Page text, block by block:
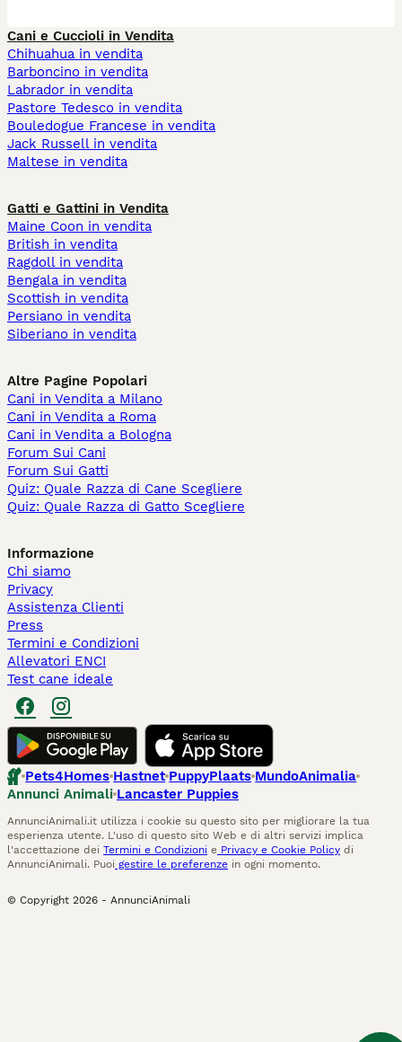
Cani e Cuccioli in Vendita
Chihuahua in vendita
Barboncino in vendita
Labrador in vendita
Pastore Tedesco in vendita
Bouledogue Francese in vendita
Jack Russell in vendita
Maltese in vendita
Gatti e Gattini in Vendita
Maine Coon in vendita
British in vendita
Ragdoll in vendita
Bengala in vendita
Scottish in vendita
Persiano in vendita
Siberiano in vendita
Altre Pagine Popolari
Cani in Vendita a Milano
Cani in Vendita a Roma
Cani in Vendita a Bologna
Forum Sui Cani
Forum Sui Gatti
Quiz: Quale Razza di Cane Scegliere
Quiz: Quale Razza di Gatto Scegliere
Informazione
Chi siamo
Privacy
Assistenza Clienti
Press
Termini e Condizioni
Allevatori ENCI
Test cane ideale
Pets4Homes Hastnet PuppyPlaats MundoAnimalia
Annunci Animali Lancaster Puppies
AnnunciAnimali.it utilizza i cookie su questo sito per migliorare la tua
esperienza utente. L'uso di questo sito Web e di altri servizi implica
l'accettazione dei Termini e Condizioni e Privacy e Cookie Policy di
AnnunciAnimali. Puoi gestire le preferenze in ogni momento.
© Copyright 2026 - AnnunciAnimali